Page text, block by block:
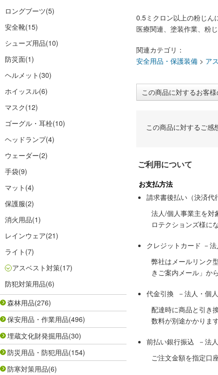
ロングブーツ(5)
安全靴(15)
シューズ用品(10)
防災面(1)
ヘルメット (30)
ホイッスル(6)
マスク(12)
ゴーグル・耳栓(10)
ヘッドランプ(4)
ウェーダー(2)
手袋(9)
マット (4)
保護服(2)
消火用品(1)
レインウェア(21)
ライト (7)
アスベスト対策(17)
防犯対策用品(6)
森林用品(276)
保安用品・作業用品(496)
埋蔵文化財発掘用品(30)
防災用品・防犯用品(154)
防寒対策用品(6)
0.5ミクロン以上の粉じん
医療関連、塗装作業、粉
関連カテゴリ：
安全用品・保護装備 > ア
この商品に対するお客
この商品に対するご感
ご利用について
お支払方法
請求書後払い（決済代
法人/個人事業主を対
ロテクションズ様に
クレジットカード －
弊社はメールリンク
きご案内メール」か
代金引換 －法人・個
配達時に商品と引き
数料が別途かかりま
前払い銀行振込 －法
ご注文金額を指定口